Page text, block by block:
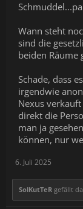
Wann steht
sind die
beiden Räume
Schade, dass
irgendwie
Nexus
direkt die
man ja
können, nur
6. Juli 2025
SolKutTeR gefällt